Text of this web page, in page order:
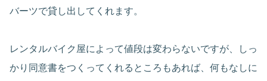
バーツで貸し出してくれます。
レンタルバイク屋によって値段は変わらないですが、しっ
かり同意書をつくってくれるところもあれば、何もなしに